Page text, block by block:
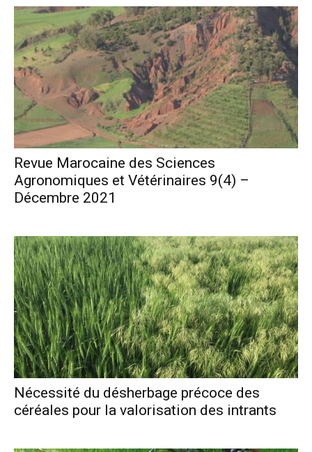
Revue Marocaine des Sciences
Agronomiques et Vétérinaires 9(4) –
Décembre 2021
Nécessité du désherbage précoce des
céréales pour la valorisation des intrants